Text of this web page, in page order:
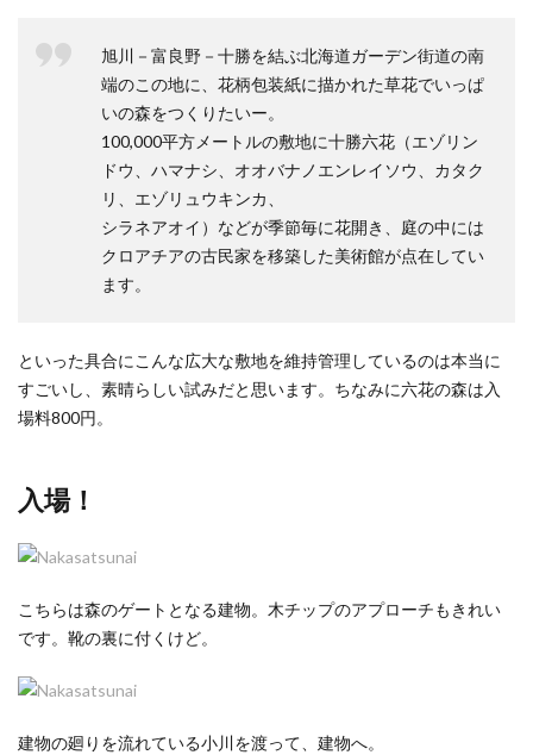
旭川－富良野－十勝を結ぶ北海道ガーデン街道の南
端のこの地に、花柄包装紙に描かれた草花でいっぱ
いの森をつくりたいー。
100,000平方メートルの敷地に十勝六花（エゾリン
ドウ、ハマナシ、オオバナノエンレイソウ、カタク
リ、エゾリュウキンカ、
シラネアオイ）などが季節毎に花開き、庭の中には
クロアチアの古民家を移築した美術館が点在してい
ます。
といった具合にこんな広大な敷地を維持管理しているのは本当に
すごいし、素晴らしい試みだと思います。ちなみに六花の森は入
場料800円。
入場！
こちらは森のゲートとなる建物。木チップのアプローチもきれい
です。靴の裏に付くけど。
建物の廻りを流れている小川を渡って、建物へ。